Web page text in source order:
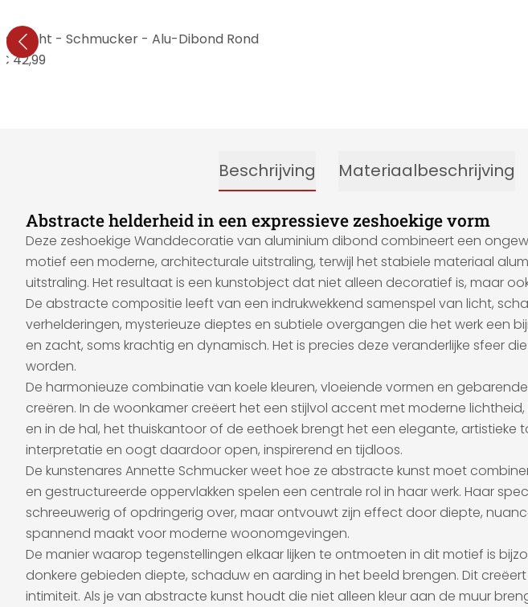
- Schmucker - Alu-Dibond Rond
42,99
Beschrijving Materiaalbeschrijving
Abstracte helderheid in een expressieve zeshoekige vorm
Deze zeshoekige Wanddecoratie van aluminium dibond combineert een
motief een moderne, architecturale uitstraling, terwijl het stabiele materiaal
uitstraling. Het resultaat is een kunstobject dat niet alleen decoratief is, maar
De abstracte compositie leeft van een indrukwekkend samenspel van licht,
verhelderingen, mysterieuze dieptes en subtiele overgangen die het werk een
en zacht, soms krachtig en dynamisch. Het is precies deze veranderlijke sfeer
worden.
De harmonieuze combinatie van koele kleuren, vloeiende vormen en
creëren. In de woonkamer creëert het een stijlvol accent met moderne
en in de hal, het thuiskantoor of de eethoek brengt het een elegante,
interpretatie en oogt daardoor open, inspirerend en tijdloos.
De kunstenares Annette Schmucker weet hoe ze abstracte kunst moet
en gestructureerde oppervlakken spelen een centrale rol in haar werk. Haar
schreeuwerig of opdringerig over, maar ontvouwt zijn effect door diepte,
spannend maakt voor moderne woonomgevingen.
De manier waarop tegenstellingen elkaar lijken te ontmoeten in dit motief is
donkere gebieden diepte, schaduw en aarding in het beeld brengen. Dit
intimiteit. Als je van abstracte kunst houdt die niet alleen kleur aan de muur